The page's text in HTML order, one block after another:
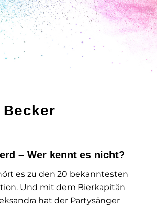
– Wer kennt es nicht?
es zu den 20 bekanntesten
Und mit dem Bierkapitän
hat der Partysänger